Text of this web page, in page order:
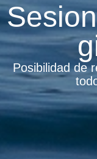
Posibilidad de